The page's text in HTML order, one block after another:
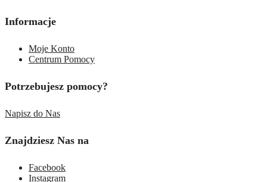
Informacje
Moje Konto
Centrum Pomocy
Potrzebujesz pomocy?
Napisz do Nas
Znajdziesz Nas na
Facebook
Instagram